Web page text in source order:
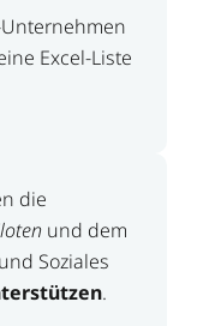
Excel-Liste
die
und dem
Soziales
.